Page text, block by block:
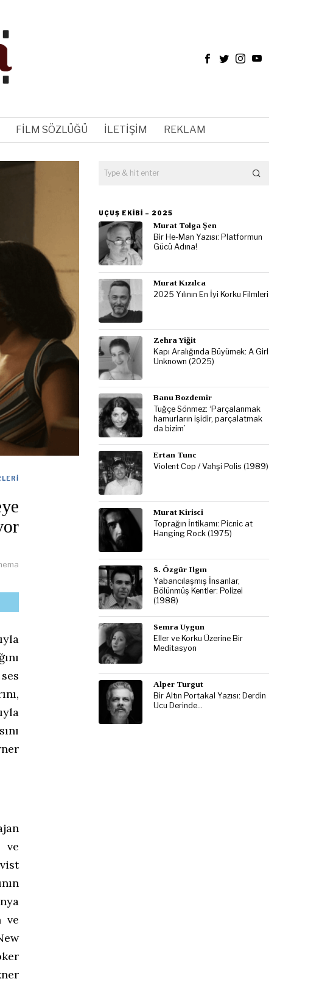
FILM SÖZLÜĞÜ İLETIŞIM REKLAM
ve
ve
UÇUŞ EKIBI – 2025
Murat Tolga Şen
Bir He-Man Yazısı: Platformun
Gücü Adına!
Murat Kızılca
2025 Yılının En İyi Korku Filmleri
Zehra Yiğit
Kapı Aralığında Büyümek: A Girl
Unknown (2025)
Banu Bozdemir
Tuğçe Sönmez: ‘Parçalanmak
hamurların işidir, parçalatmak
da bizim’
Ertan Tunc
Violent Cop / Vahşi Polis (1989)
Murat Kirisci
Toprağın İntikamı: Picnic at
Hanging Rock (1975)
S. Özgür Ilgın
Yabancılaşmış İnsanlar,
Bölünmüş Kentler: Polizei
(1988)
Semra Uygun
Eller ve Korku Üzerine Bir
Meditasyon
Alper Turgut
Bir Altın Portakal Yazısı: Derdin
Ucu Derinde…